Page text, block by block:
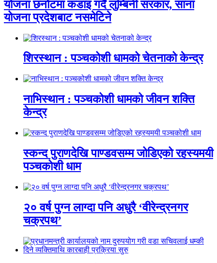
योजना छनोटमा कडाइ गर्दै लुम्बिनी सरकार, साना
योजना प्रदेशबाट नसमेटिने
शिरस्थान : पञ्चकोशी धामको चेतनाको केन्द्र
नाभिस्थान : पञ्चकोशी धामको जीवन शक्ति
केन्द्र
स्कन्द पुराणदेखि पाण्डवसम्म जोडिएको रहस्यमयी
पञ्चकोशी धाम
२० वर्ष पुग्न लाग्दा पनि अधुरै ‘वीरेन्द्रनगर
चक्रपथ’